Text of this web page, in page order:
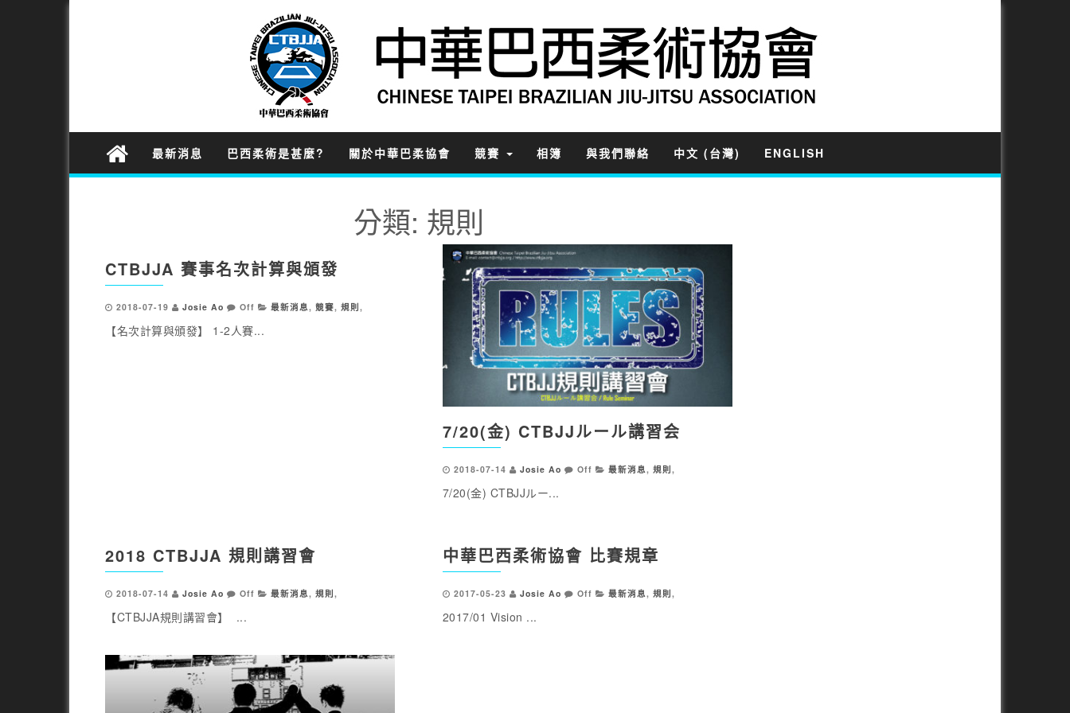
最新消息 巴西柔術是甚麼? 關於中華巴柔協會 競賽 相簿 與我們聯絡 中文 (台灣) ENGLISH
分類: 規則
CTBJJA 賽事名次計算與頒發
2018-07-19 Josie Ao Off 最新消息, 競賽, 規則,
【名次計算與頒發】 1-2人賽...
7/20(金) CTBJJルール講習会
2018-07-14 Josie Ao Off 最新消息, 規則,
7/20(金) CTBJJルー...
2018 CTBJJA 規則講習會
2018-07-14 Josie Ao Off 最新消息, 規則,
【CTBJJA規則講習會】 ...
中華巴西柔術協會 比賽規章
2017-05-23 Josie Ao Off 最新消息, 規則,
2017/01 Vision ...